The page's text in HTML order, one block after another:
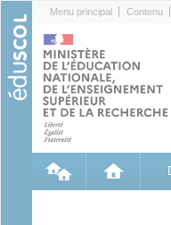
Menu principal Contenu